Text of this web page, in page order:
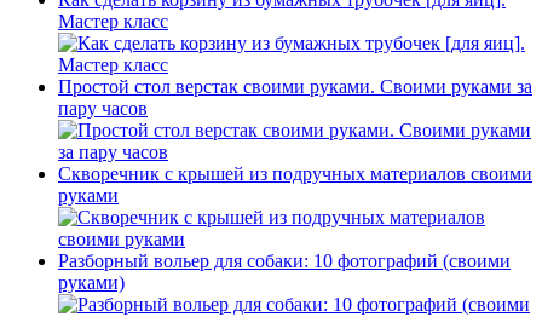
Мастер класс
Простой стол верстак своими руками. Своими руками за
пару часов
Скворечник с крышей из подручных материалов своими
руками
Разборный вольер для собаки: 10 фотографий (своими
руками)